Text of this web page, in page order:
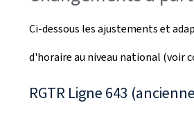
Ci-dessous les ajustements et
d'horaire au niveau national (voir
RGTR Ligne 643